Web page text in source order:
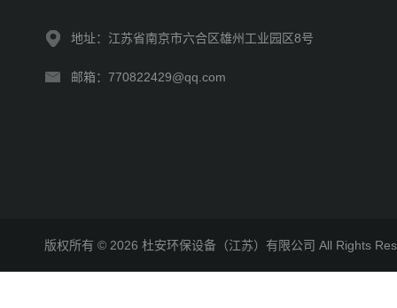
地址：江苏省南京市六合区雄州工业园区8号
邮箱：770822429@qq.com
版权所有 © 2026 杜安环保设备（江苏）有限公司 All Rights